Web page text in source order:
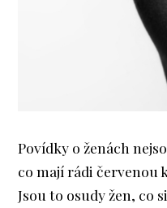
Povídky o ženách
co mají rádi červenou
Jsou to osudy žen, co